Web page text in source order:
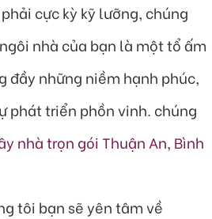
cực kỳ kỹ lưỡng, chúng
nhà của bạn là một tổ ấm
đầy những niềm hạnh phúc,
phát triển phồn vinh. chúng
nhà trọn góiThuận An, Bình
tôi bạn sẽ yên tâm về